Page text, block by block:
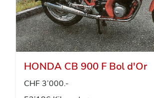
HONDA CB 900 F Bol d'Or
CHF 3’000.-